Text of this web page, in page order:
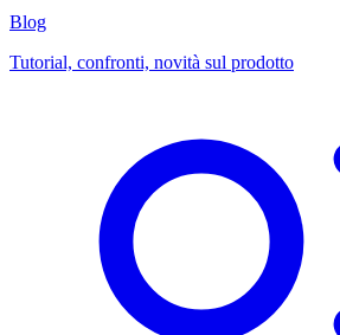
Blog
Tutorial, confronti, novità sul prodotto